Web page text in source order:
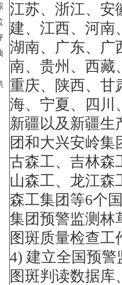
江苏、浙江、安
建、江西、河南
湖南、广东、广
南、贵州、西藏
重庆、陕西、甘
海、宁夏、四川
新疆以及新疆生
团和大兴安岭集
古森工、吉林森
山森工、龙江森
森工集团等6个
集团预警监测林
图斑质量检查工
4) 建立全国预警
图斑判读数据库